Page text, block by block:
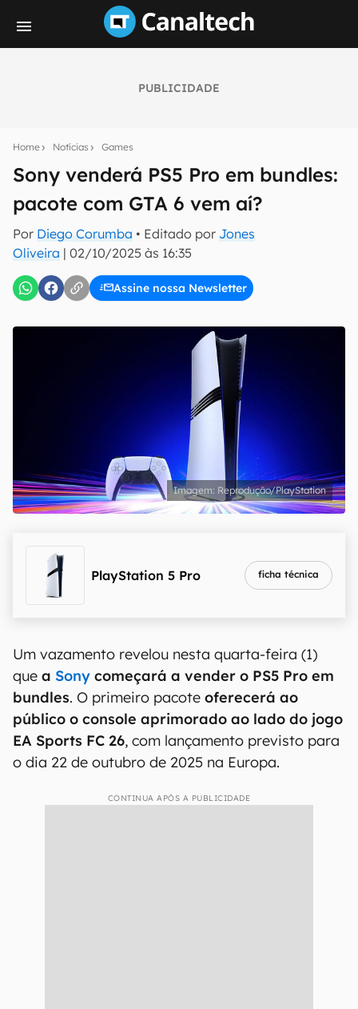
PUBLICIDADE
Home Notícias Games
Sony venderá PS5 Pro em bundles:
pacote com GTA 6 vem aí?
Por Diego Corumba • Editado por Jones
Oliveira | 02/10/2025 às 16:35
Assine nossa Newsletter
notícias e reviews sobre tecnologia em primeira
E-mail
Uso e Política de Privacidade do Canaltech.
Reprodução/PlayStation
PlayStation 5 Pro ficha técnica
Um vazamento revelou nesta quarta-feira (1)
que a Sony começará a vender o PS5 Pro em
bundles. O primeiro pacote oferecerá ao
público o console aprimorado ao lado do jogo
EA Sports FC 26, com lançamento previsto para
o dia 22 de outubro de 2025 na Europa.
CONTINUA APÓS A PUBLICIDADE